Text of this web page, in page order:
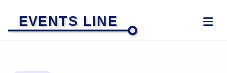
EVENTS LINE